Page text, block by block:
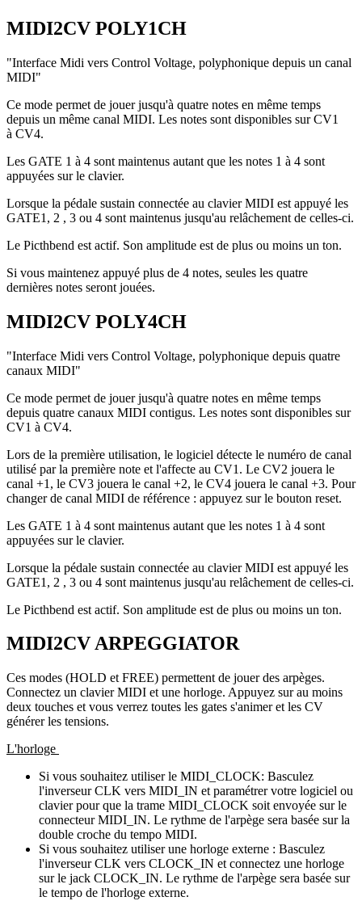
MIDI2CV POLY1CH
"Interface Midi vers Control Voltage, polyphonique depuis un canal
MIDI"
Ce mode permet de jouer jusqu'à quatre notes en même temps
depuis un même canal MIDI. Les notes sont disponibles sur CV1
à CV4.
Les GATE 1 à 4 sont maintenus autant que les notes 1 à 4 sont
appuyées sur le clavier.
Lorsque la pédale sustain connectée au clavier MIDI est appuyé les
GATE1, 2 , 3 ou 4 sont maintenus jusqu'au relâchement de celles-ci.
Le Picthbend est actif. Son amplitude est de plus ou moins un ton.
Si vous maintenez appuyé plus de 4 notes, seules les quatre
dernières notes seront jouées.
MIDI2CV POLY4CH
"Interface Midi vers Control Voltage, polyphonique depuis quatre
canaux MIDI"
Ce mode permet de jouer jusqu'à quatre notes en même temps
depuis quatre canaux MIDI contigus. Les notes sont disponibles sur
CV1 à CV4.
Lors de la première utilisation, le logiciel détecte le numéro de canal
utilisé par la première note et l'affecte au CV1. Le CV2 jouera le
canal +1, le CV3 jouera le canal +2, le CV4 jouera le canal +3. Pour
changer de canal MIDI de référence : appuyez sur le bouton reset.
Les GATE 1 à 4 sont maintenus autant que les notes 1 à 4 sont
appuyées sur le clavier.
Lorsque la pédale sustain connectée au clavier MIDI est appuyé les
GATE1, 2 , 3 ou 4 sont maintenus jusqu'au relâchement de celles-ci.
Le Picthbend est actif. Son amplitude est de plus ou moins un ton.
MIDI2CV ARPEGGIATOR
Ces modes (HOLD et FREE) permettent de jouer des arpèges.
Connectez un clavier MIDI et une horloge. Appuyez sur au moins
deux touches et vous verrez toutes les gates s'animer et les CV
générer les tensions.
L'horloge
Si vous souhaitez utiliser le MIDI_CLOCK: Basculez
l'inverseur CLK vers MIDI_IN et paramétrer votre logiciel ou
clavier pour que la trame MIDI_CLOCK soit envoyée sur le
connecteur MIDI_IN. Le rythme de l'arpège sera basée sur la
double croche du tempo MIDI.
Si vous souhaitez utiliser une horloge externe : Basculez
l'inverseur CLK vers CLOCK_IN et connectez une horloge
sur le jack CLOCK_IN. Le rythme de l'arpège sera basée sur
le tempo de l'horloge externe.